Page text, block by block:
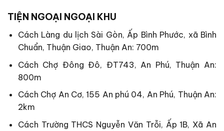
TIỆN NGOẠI NGOẠI KHU
Cách Làng du lịch Sài Gòn, Ấp Bình Phước, xã Bình
Chuẩn, Thuận Giao, Thuận An: 700m
Cách Chợ Đông Đô, ĐT743, An Phú, Thuận An:
800m
Cách Chợ An Cơ, 155 An phú 04, An Phú, Thuận An:
2km
Cách Trường THCS Nguyễn Văn Trỗi, Ấp 1B, Xã An